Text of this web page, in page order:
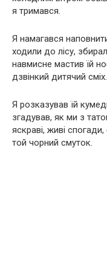
я тримався.
Я намагався
ходили до лісу,
навмисне мастив їй
дзвінкий дитячий сміх.
Я розказував їй
згадував, як ми з
яскраві, живі
той чорний смуток.